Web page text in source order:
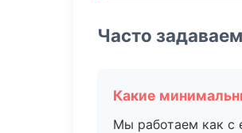
Часто
Какие
Мы работаем как с